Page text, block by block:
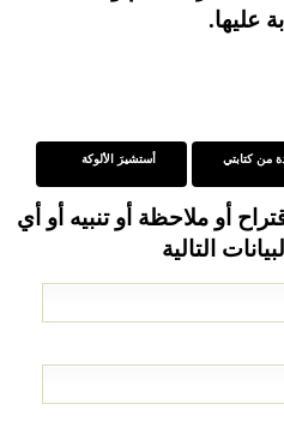
عليها.
من كتابتي أستشيرَ الألوكة
أو ملاحظة أو تنبيه أو أي
التالية